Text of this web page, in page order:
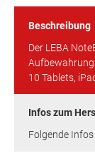
Beschreibung
Der LEBA
10 Tablets,
Infos zum
Folgende